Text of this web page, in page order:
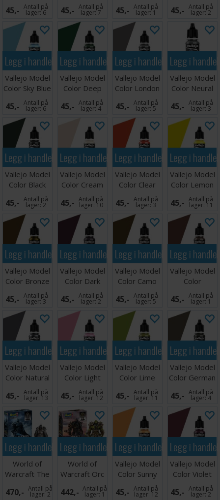
Uniform WWII
45,- Antall på
lager:6
17ml
45,- Antall på
lager:7
Turquoise
17ml
45,- Antall på
lager:1
Umber 17ml
45,- Antall på
lager:2
Legg i handlekurven
Vallejo Model
Color Sky Blue
17ml
45,- Antall på
lager:6
Legg i handlekurven
Vallejo Model
Color Deep
Green
45,- Antall på
lager:4
Legg i handlekurven
Vallejo Model
Color London
Grey 17ml
45,- Antall på
lager:5
Legg i
Vallejo Model
Color Neural
Grey 17ml
45,- Antall på
lager:3
Legg i handlekurven
Vallejo Model
Color Black
Green 17ml
45,- Antall på
lager:2
Legg i handlekurven
Vallejo Model
Color Cream
White
45,- Antall på
lager: 10
Legg i handlekurven
Vallejo Model
Color Clear
Orange 17ml
45,- Antall på
lager:3
Legg i
Vallejo Model
Color Lemon
Yellow 17ml
45,- Antall på
lager: 11
Legg i handlekurven
Vallejo Model
Color Bronze
17ml
45,- Antall på
lager:3
Legg i handlekurven
Vallejo Model
Color Dark
Purple
45,- Antall på
lager:2
Legg i handlekurven
Vallejo Model
Color Camo
Middle Brown
45,- Antall på
lager:5
Legg i
Vallejo Model
Color
Chestnut
Brown
45,- Antall på
lager:1
Legg i handlekurven
Vallejo Model
Color Natural
Steel 17ml
45,- Antall på
lager: 13
Legg i handlekurven
Vallejo Model
Color Light
Pink
45,- Antall på
lager: 12
Legg i handlekurven
Vallejo Model
Color Lime
Green
45,- Antall på
lager: 11
Legg i
Vallejo Model
Color German
Tank Crew
45,- Antall på
lager:4
Legg i handlekurven
World of
Warcraft The
Lich King
470,- Antall på
lager:2
Legg i handlekurven
World of
Warcraft Orc
Thrall
442,- Antall på
lager:1
Legg i handlekurven
Vallejo Model
Color Sunny
Skin Tone
45,- Antall på
lager: 12
Legg i
Vallejo Model
Color Violet
Red
45,- Antall på
lager:2